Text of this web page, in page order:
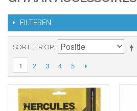
FILTEREN
SORTEER OP
1 2 3 4 5